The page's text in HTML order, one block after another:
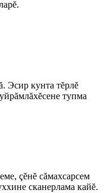
Эсир кунта тĕрлĕ
тупма
çĕнĕ сăмахсарсем
сканерлама кайĕ.